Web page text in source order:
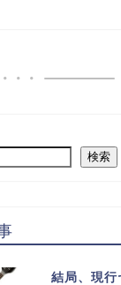
検索
結局、現